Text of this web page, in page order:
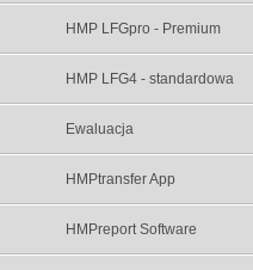
HMP LFGpro - Premium
HMP LFG4 - standardowa
Ewaluacja
HMPtransfer App
HMPreport Software